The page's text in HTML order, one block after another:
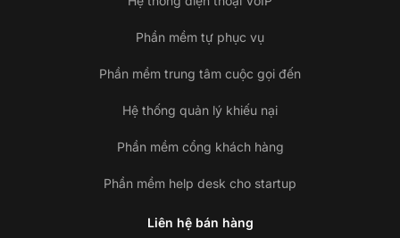
Phần mềm tự phục vụ
Phần mềm trung tâm cuộc gọi đến
Hệ thống quản lý khiếu nại
Phần mềm cổng khách hàng
Phần mềm help desk cho startup
Liên hệ bán hàng